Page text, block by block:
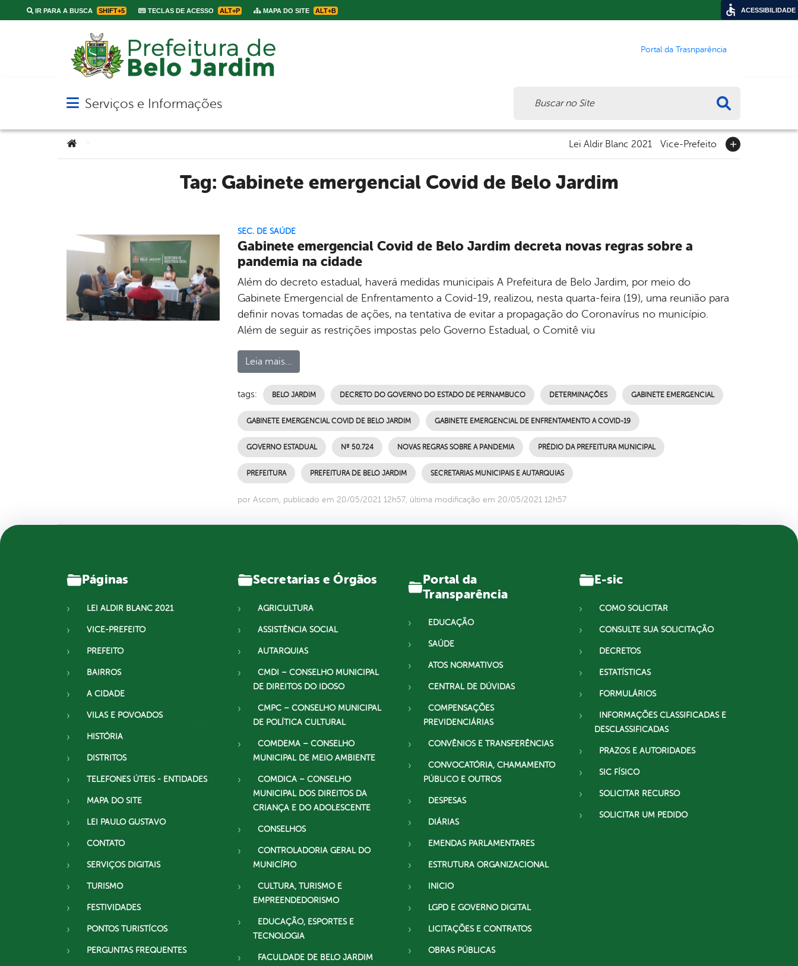
IR PARA A BUSCA SHIFT+5 TECLAS DE ACESSO ALT+P MAPA DO SITE ALT+B
Portal da Trasnparência
Abrir menu principal de navegação
Serviços e Informações
Você está aqui: Lei Aldir Blanc 2021 Vice-Prefeito
Tag: Gabinete emergencial Covid de Belo Jardim
SEC. DE SAÚDE
Gabinete emergencial Covid de Belo Jardim decreta novas regras sobre a
pandemia na cidade
Além do decreto estadual, haverá medidas municipais A Prefeitura de Belo Jardim, por meio do
Gabinete Emergencial de Enfrentamento a Covid-19, realizou, nesta quarta-feira (19), uma reunião para
definir novas tomadas de ações, na tentativa de evitar a propagação do Coronavírus no município.
Além de seguir as restrições impostas pelo Governo Estadual, o Comitê viu
Leia mais...
tags: BELO JARDIM DECRETO DO GOVERNO DO ESTADO DE PERNAMBUCO DETERMINAÇÕES GABINETE EMERGENCIAL
GABINETE EMERGENCIAL COVID DE BELO JARDIM GABINETE EMERGENCIAL DE ENFRENTAMENTO A COVID-19
GOVERNO ESTADUAL Nº 50.724 NOVAS REGRAS SOBRE A PANDEMIA PRÉDIO DA PREFEITURA MUNICIPAL
PREFEITURA PREFEITURA DE BELO JARDIM SECRETARIAS MUNICIPAIS E AUTARQUIAS
por Ascom, publicado em 20/05/2021 12h57, última modificação em 20/05/2021 12h57
Páginas
LEI ALDIR BLANC 2021
VICE-PREFEITO
PREFEITO
BAIRROS
A CIDADE
VILAS E POVOADOS
HISTÓRIA
DISTRITOS
TELEFONES ÚTEIS - ENTIDADES
MAPA DO SITE
LEI PAULO GUSTAVO
CONTATO
SERVIÇOS DIGITAIS
TURISMO
FESTIVIDADES
PONTOS TURISTÍCOS
PERGUNTAS FREQUENTES
Secretarias e Órgãos
AGRICULTURA
ASSISTÊNCIA SOCIAL
AUTARQUIAS
CMDI – CONSELHO MUNICIPAL
DE DIREITOS DO IDOSO
CMPC – CONSELHO MUNICIPAL
DE POLÍTICA CULTURAL
COMDEMA – CONSELHO
MUNICIPAL DE MEIO AMBIENTE
COMDICA – CONSELHO
MUNICIPAL DOS DIREITOS DA
CRIANÇA E DO ADOLESCENTE
CONSELHOS
CONTROLADORIA GERAL DO
MUNICÍPIO
CULTURA, TURISMO E
EMPREENDEDORISMO
EDUCAÇÃO, ESPORTES E
TECNOLOGIA
FACULDADE DE BELO JARDIM
Portal da
Transparência
EDUCAÇÃO
SAÚDE
ATOS NORMATIVOS
CENTRAL DE DÚVIDAS
COMPENSAÇÕES
PREVIDENCIÁRIAS
CONVÊNIOS E TRANSFERÊNCIAS
CONVOCATÓRIA, CHAMAMENTO
PÚBLICO E OUTROS
DESPESAS
DIÁRIAS
EMENDAS PARLAMENTARES
ESTRUTURA ORGANIZACIONAL
INICIO
LGPD E GOVERNO DIGITAL
LICITAÇÕES E CONTRATOS
OBRAS PÚBLICAS
E-sic
COMO SOLICITAR
CONSULTE SUA SOLICITAÇÃO
DECRETOS
ESTATÍSTICAS
FORMULÁRIOS
INFORMAÇÕES CLASSIFICADAS E
DESCLASSIFICADAS
PRAZOS E AUTORIDADES
SIC FÍSICO
SOLICITAR RECURSO
SOLICITAR UM PEDIDO
ACESSIBILIDADE